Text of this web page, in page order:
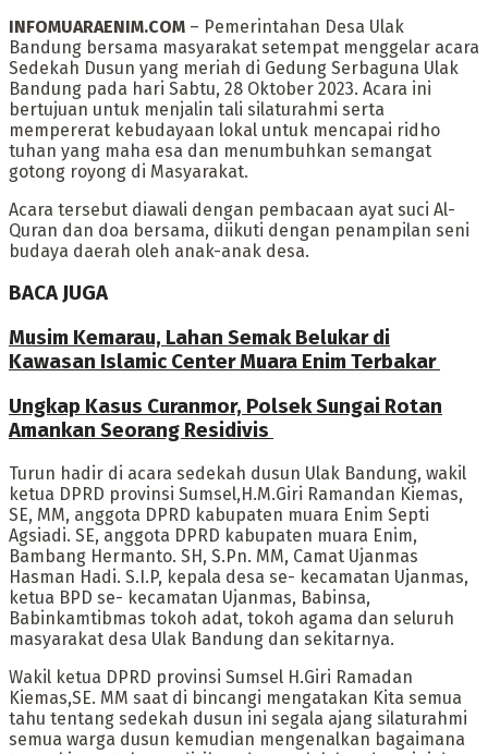
INFOMUARAENIM.COM – Pemerintahan Desa Ulak
Bandung bersama masyarakat setempat menggelar acara
Sedekah Dusun yang meriah di Gedung Serbaguna Ulak
Bandung pada hari Sabtu, 28 Oktober 2023. Acara ini
bertujuan untuk menjalin tali silaturahmi serta
mempererat kebudayaan lokal untuk mencapai ridho
tuhan yang maha esa dan menumbuhkan semangat
gotong royong di Masyarakat.
Acara tersebut diawali dengan pembacaan ayat suci Al-
Quran dan doa bersama, diikuti dengan penampilan seni
budaya daerah oleh anak-anak desa.
BACA JUGA
Musim Kemarau, Lahan Semak Belukar di
Kawasan Islamic Center Muara Enim Terbakar
Ungkap Kasus Curanmor, Polsek Sungai Rotan
Amankan Seorang Residivis
Turun hadir di acara sedekah dusun Ulak Bandung, wakil
ketua DPRD provinsi Sumsel,H.M.Giri Ramandan Kiemas,
SE, MM, anggota DPRD kabupaten muara Enim Septi
Agsiadi. SE, anggota DPRD kabupaten muara Enim,
Bambang Hermanto. SH, S.Pn. MM, Camat Ujanmas
Hasman Hadi. S.I.P, kepala desa se- kecamatan Ujanmas,
ketua BPD se- kecamatan Ujanmas, Babinsa,
Babinkamtibmas tokoh adat, tokoh agama dan seluruh
masyarakat desa Ulak Bandung dan sekitarnya.
Wakil ketua DPRD provinsi Sumsel H.Giri Ramadan
Kiemas,SE. MM saat di bincangi mengatakan Kita semua
tahu tentang sedekah dusun ini segala ajang silaturahmi
semua warga dusun kemudian mengenalkan bagaimana